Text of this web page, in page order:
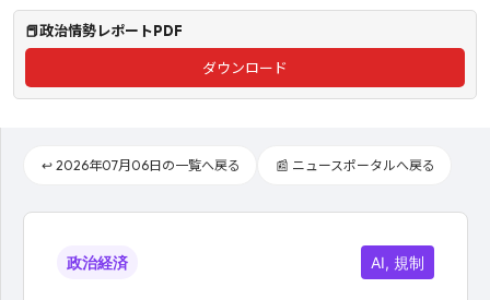
↩️ 2026年07月06日の一覧へ戻る 📰 ニュースポータルへ戻る
政治経済 AI, 規制
📕政治情勢レポートPDF
ダウンロード